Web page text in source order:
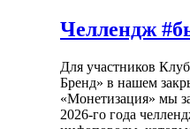
Челлендж
Для участников
Бренд» в нашем
«Монетизация» мы
2026-го года